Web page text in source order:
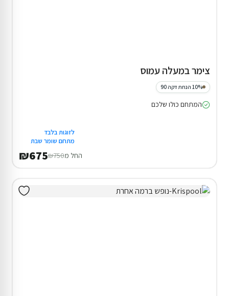
צימר במעלה עמוס
10% הנחת דקה 90
המתחם כולו שלכם
לזוגות בלבד
מתחם שומר שבת
החל מ₪750
₪675